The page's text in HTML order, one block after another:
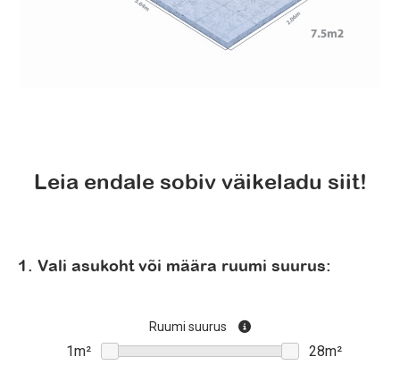
Leia endale sobiv väikeladu siit!
1. Vali asukoht või määra ruumi suurus:
Ruumi suurus